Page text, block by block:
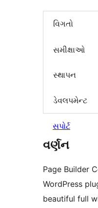
વિગતો
સમીક્ષાઓ
સ્થાપન
ડેવલપમેન્ટ
સપોર્ટ
વર્ણન
Page Builder
WordPress
beautiful full